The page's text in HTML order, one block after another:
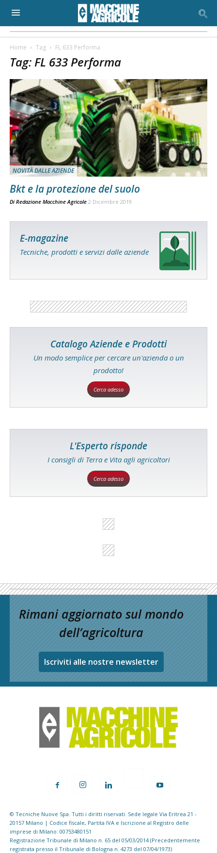
Home Tag FL 633 Performa
Tag: FL 633 Performa
NOVITÀ DALLE AZIENDE
Bkt e la protezione del suolo
Di Redazione Macchine Agricole 2 Dicembre 2019
E-magazine
Tecniche, prodotti e servizi dalle aziende
Catalogo Aziende e Prodotti
Un modo semplice per cercare un'azienda o un
prodotto!
Cerca adesso
L'Esperto risponde
I consigli di Terra e Vita agli agricoltori
Cerca adesso
Rimani aggiornato sul mondo
dell’agricoltura
Iscriviti alle nostre newsletter
© Tecniche Nuove Spa. Tutti i diritti riservati. Sede legale Via Eritrea 21 -
20157 Milano | Codice fiscale, Partita IVA e Iscrizione al Registro delle
imprese di Milano: 00753480151
Registrazione Tribunale di Milano n. 65 del 05/03/2014 (Precedentemente
registrata presso il Tribunale di Bologna n. 4273 del 07/04/1973)